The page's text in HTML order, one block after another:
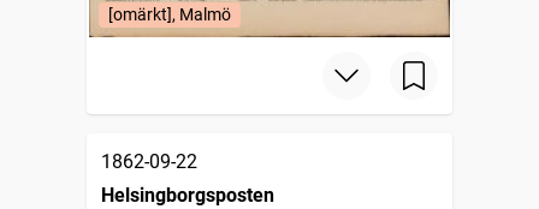
[omärkt], Malmö
1862-09-22
Helsingborgsposten